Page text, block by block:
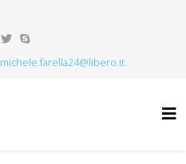
michele.farella24@libero.it